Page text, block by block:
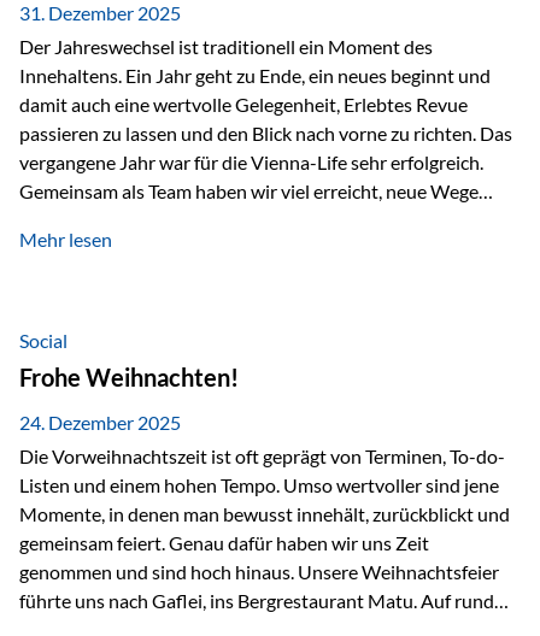
Fichtenbauer, Dirk…
31. Dezember 2025
Der Jahreswechsel ist traditionell ein Moment des
Innehaltens. Ein Jahr geht zu Ende, ein neues beginnt und
damit auch eine wertvolle Gelegenheit, Erlebtes Revue
passieren zu lassen und den Blick nach vorne zu richten. Das
vergangene Jahr war für die Vienna-Life sehr erfolgreich.
Gemeinsam als Team haben wir viel erreicht, neue Wege
Veranstaltungen wie der Schnifisschnauf, aber auch unsere
starkes Miteinander ist. Neben diesen gemeinsamen
Erlebnissen konnten wir…
Mehr lesen
Social
Frohe Weihnachten!
24. Dezember 2025
Die Vorweihnachtszeit ist oft geprägt von Terminen, To-do-
Listen und einem hohen Tempo. Umso wertvoller sind jene
Momente, in denen man bewusst innehält, zurückblickt und
gemeinsam feiert. Genau dafür haben wir uns Zeit
genommen und sind hoch hinaus. Unsere Weihnachtsfeier
führte uns nach Gaflei, ins Bergrestaurant Matu. Auf rund